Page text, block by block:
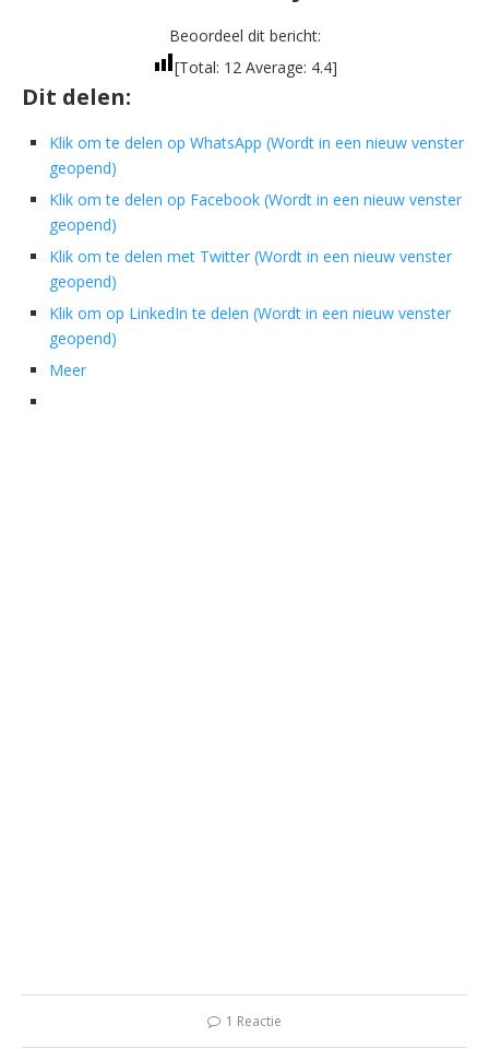
Beoordeel dit bericht:
[Total: 12Average: 4.4]
Dit delen:
Klik om te delen op WhatsApp (Wordt in een nieuw venster
geopend)
Klik om te delen op Facebook (Wordt in een nieuw venster
geopend)
Klik om te delen met Twitter (Wordt in een nieuw venster
geopend)
Klik om op LinkedIn te delen (Wordt in een nieuw venster
geopend)
Meer
1 Reactie